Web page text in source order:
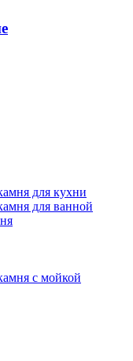
для кухни
для ванной
с мойкой